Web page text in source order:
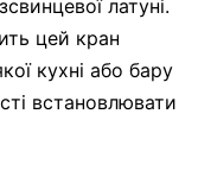
латуні.
цей кран
кухні або бару
встановлювати